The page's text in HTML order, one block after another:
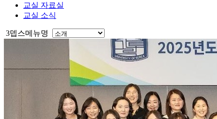
교실 자료실
교실 소식
3뎁스메뉴명